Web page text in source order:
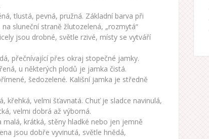
tlustá, pevná, pružná. Základní barva při
sluneční straně žlutozelená, „rozmytá“
jsou drobné, světle rzivé, místy se vytváří
přečnívající přes okraj stopečné jamky.
u některých plodů je jamka čistá.
šedozelené. Kališní jamka je středně
křehká, velmi šťavnatá. Chuť je sladce navinulá,
velmi dobrá až výborná.
malá, krátká, stěny hladké nebo jen jemně
jsou dobře vyvinutá, světle hnědá,